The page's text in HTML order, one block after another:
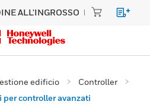
ALL'INGROSSO
edificio
Controller
per controller avanzati